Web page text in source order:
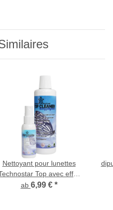
Nettoyant pour lunettes
Top avec effet
anti-buée
ab 6,99 € *